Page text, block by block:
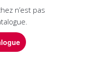
n’est pas